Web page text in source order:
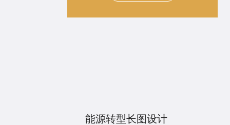
能源转型长图设计